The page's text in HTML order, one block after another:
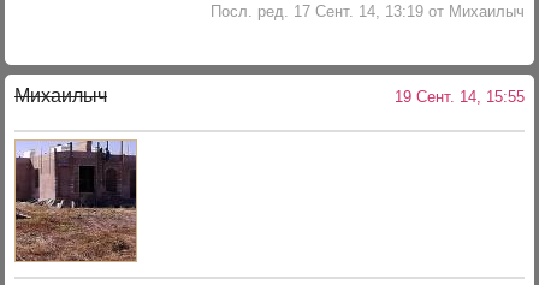
Посл. ред. 17 Сент. 14, 13:19 от Михаилыч
Михаилыч 19 Сент. 14, 15:55